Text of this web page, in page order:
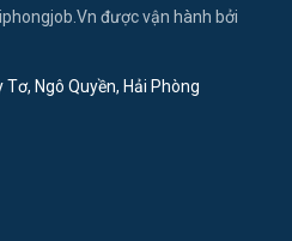
được vận hành bởi
Ngô Quyền, Hải Phòng